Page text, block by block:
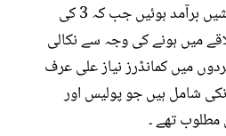
ہلاک 7 دہشت گردوں کی لاشیں برآمد ہوئیں جب کہ 3 کی
میں ہونے کی وجہ سے نکالی
میں کمانڈرز نیاز علی عرف
شامل ہیں جو پولیس اور
مطلوب تھے ۔